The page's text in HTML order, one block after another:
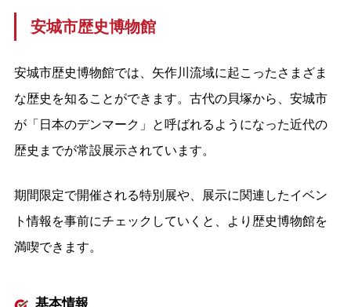
安城市歴史博物館
安城市歴史博物館では、矢作川流域に起こったさまざま
な歴史を知ることができます。古代の貝塚から、安城市
が「日本のデンマーク」と呼ばれるようになった近代の
歴史までが常設展示されています。
期間限定で開催される特別展や、展示に関連したイベン
ト情報を事前にチェックしていくと、より歴史博物館を
満喫できます。
基本情報